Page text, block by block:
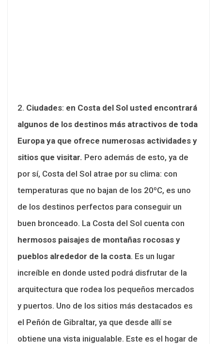
2. Ciudades: en Costa del Sol usted encontrará
algunos de los destinos más atractivos de toda
Europa ya que ofrece numerosas actividades y
sitios que visitar. Pero además de esto, ya de
por sí, Costa del Sol atrae por su clima: con
temperaturas que no bajan de los 20ºC, es uno
de los destinos perfectos para conseguir un
buen bronceado. La Costa del Sol cuenta con
hermosos paisajes de montañas rocosas y
pueblos alrededor de la costa. Es un lugar
increíble en donde usted podrá disfrutar de la
arquitectura que rodea los pequeños mercados
y puertos. Uno de los sitios más destacados es
el Peñón de Gibraltar, ya que desde allí se
obtiene una vista inigualable. Este es el hogar de